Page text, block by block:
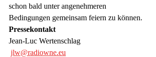
schon bald unter angenehmeren
Bedingungen gemeinsam feiern zu können.
Pressekontakt
Jean-Luc Wertenschlag
jlw@radiowne.eu